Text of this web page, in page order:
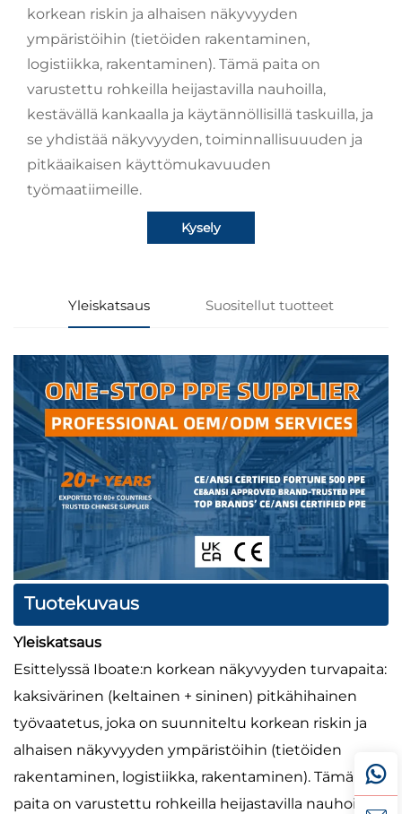
korkean riskin ja alhaisen näkyvyyden
ympäristöihin (tietöiden rakentaminen,
logistiikka, rakentaminen). Tämä paita on
varustettu rohkeilla heijastavilla nauhoilla,
kestävällä kankaalla ja käytännöllisillä taskuilla, ja
se yhdistää näkyvyyden, toiminnallisuuuden ja
pitkäaikaisen käyttömukavuuden
työmaatiimeille.
Kysely
Yleiskatsaus Suositellut tuotteet
Tuotekuvaus
Yleiskatsaus
Esittelyssä Iboate:n korkean näkyvyyden turvapaita:
kaksivärinen (keltainen + sininen) pitkähihainen
työvaatetus, joka on suunniteltu korkean riskin ja
alhaisen näkyvyyden ympäristöihin (tietöiden
rakentaminen, logistiikka, rakentaminen). Tämä
paita on varustettu rohkeilla heijastavilla nauhoilla,